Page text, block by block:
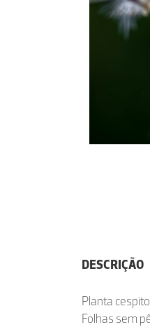
DESCRIÇÃO
Planta
Folhas sem